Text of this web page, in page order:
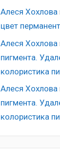
Алеся Хохлова
цвет
Алеся Хохлова
пигмента.
колористика
Алеся Хохлова
пигмента.
колористика